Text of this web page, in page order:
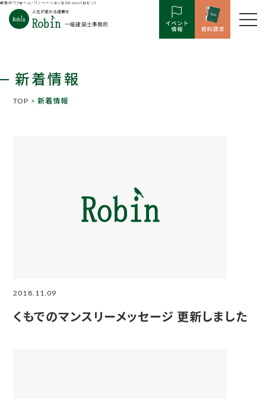
岐阜のリフォーム・リノベーションならRobin（ロビン）
新着情報
TOP > 新着情報
2018.11.09
くもでのマンスリーメッセージ 更新しました